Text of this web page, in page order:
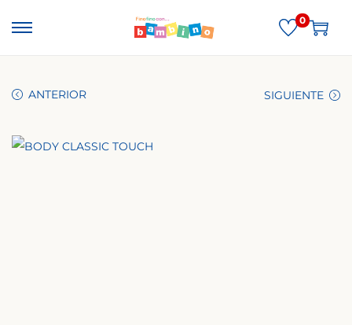
0
ANTERIOR SIGUIENTE